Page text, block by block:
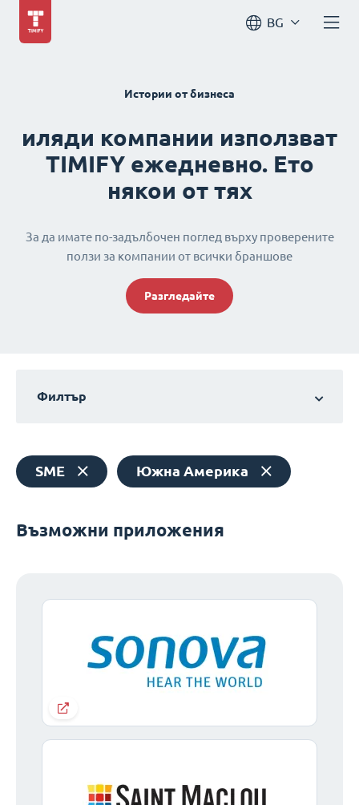
BG
Истории от бизнеса
иляди компании използват
TIMIFY ежедневно. Ето
някои от тях
За да имате по-задълбочен поглед върху проверените
ползи за компании от всички браншове
Разгледайте
Филтър
SME Южна Америка
Възможни приложения